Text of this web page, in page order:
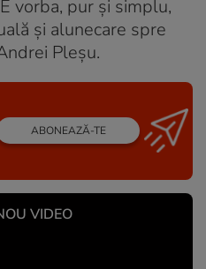
vorba, pur și simplu,
și alunecare spre
Pleșu.
ABONEAZĂ-TE
VIDEO